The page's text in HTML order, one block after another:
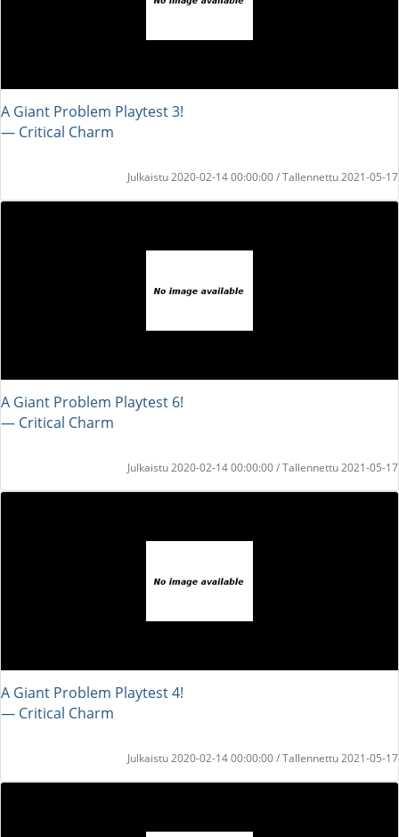
A Giant Problem Playtest 3!
― Critical Charm
Julkaistu 2020-02-14 00:00:00 / Tallennettu 2021-05-17
A Giant Problem Playtest 6!
― Critical Charm
Julkaistu 2020-02-14 00:00:00 / Tallennettu 2021-05-17
A Giant Problem Playtest 4!
― Critical Charm
Julkaistu 2020-02-14 00:00:00 / Tallennettu 2021-05-17